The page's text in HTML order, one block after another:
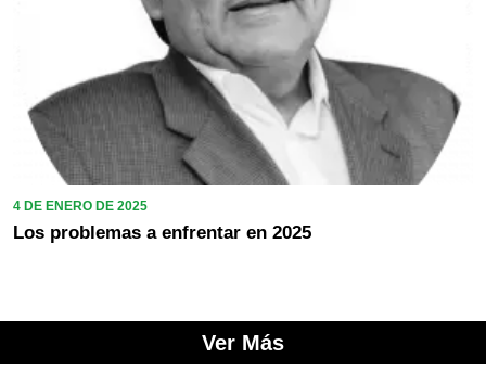
4 DE ENERO DE 2025
Los problemas a enfrentar en 2025
Ver Más